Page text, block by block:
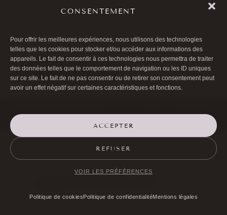
CONSENTEMENT
Pour offrir les meilleures expériences, nous utilisons des technologies
telles que les cookies pour stocker et/ou accéder aux informations des
appareils. Le fait de consentir à ces technologies nous permettra de traiter
des données telles que le comportement de navigation ou les ID uniques
sur ce site. Le fait de ne pas consentir ou de retirer son consentement peut
avoir un effet négatif sur certaines caractéristiques et fonctions.
ACCEPTER
REFUSER
VOIR LES PRÉFÉRENCES
Politique de cookiesPolitique de confidentialitéMentions légales
01 40 17 00 99
PRENDRE RENDEZ-VOUS
Page mise à jour le1 juin 2026.
Dr Bernard Hayot, chirurgien ophtalmologiste,
Les informations présentées sont fournies à titre informatif et ne